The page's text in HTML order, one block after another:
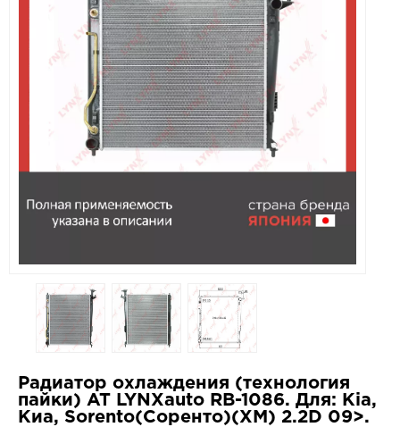
Радиатор охлаждения (технология
пайки) AT LYNXauto RB-1086. Для: Kia,
Киа, Sorento(Соренто)(XM) 2.2D 09>.